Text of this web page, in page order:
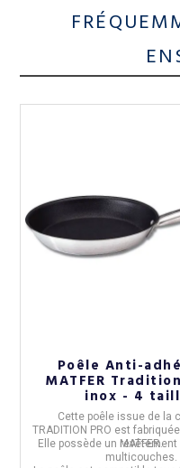
Poêle Anti-
MATFER
inox - 4
Cette poêle issue de la
TRADITION PRO est
MATFER.
Elle possède un revêtement
multicouches.